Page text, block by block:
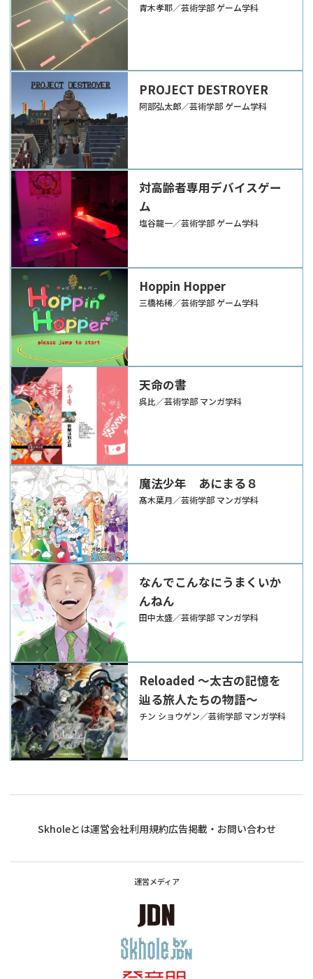
青木孝耶／芸術学部 ゲーム学科
PROJECT DESTROYER
阿部弘太郎／芸術学部 ゲーム学科
対高齢者専用デバイスゲー
ム
塩谷龍一／芸術学部 ゲーム学科
Hoppin Hopper
三橋祐稀／芸術学部 ゲーム学科
天命の書
呉比／芸術学部 マンガ学科
魔法少年 あにまる８
髙木葉月／芸術学部 マンガ学科
なんでこんなにうまくいか
んねん
田中太盛／芸術学部 マンガ学科
Reloaded ～太古の記憶を
辿る旅人たちの物語～
チン ショウゲン／芸術学部 マンガ学科
Skholeとは運営会社利用規約広告掲載・お問い合わせ
運営メディア